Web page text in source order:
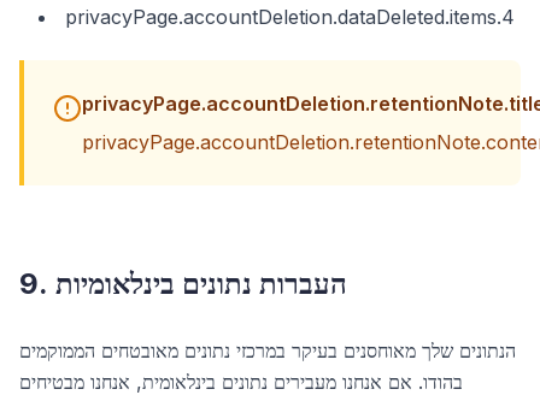
privacyPage.accountDeletion.dataDeleted.items.4
9. העברות נתונים בינלאומיות
הנתונים שלך מאוחסנים בעיקר במרכזי נתונים מאובטחים הממוקמים
בהודו. אם אנחנו מעבירים נתונים בינלאומית, אנחנו מבטיחים